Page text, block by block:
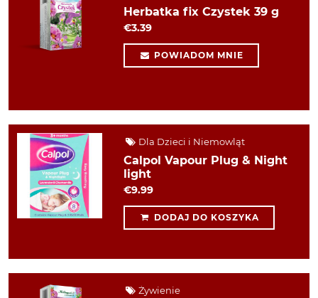
Herbatka fix Czystek 39 g
€3.39
POWIADOM MNIE
Dla Dzieci i Niemowląt
Calpol Vapour Plug & Night
light
€9.99
DODAJ DO KOSZYKA
Żywienie